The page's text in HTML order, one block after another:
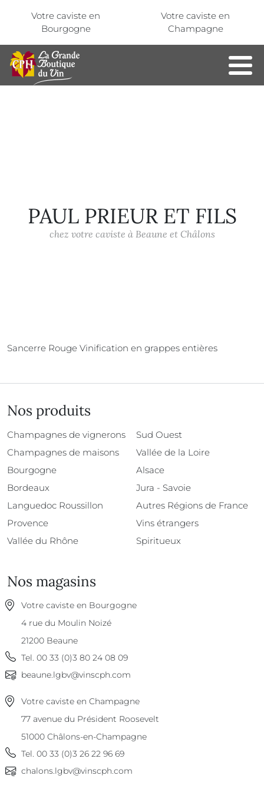
Votre caviste en
Bourgogne
Votre caviste en
Champagne
PAUL PRIEUR ET FILS
chez votre caviste à Beaune et Châlons
Sancerre Rouge Vinification en grappes entières
Nos produits
Champagnes de vignerons
Champagnes de maisons
Bourgogne
Bordeaux
Languedoc Roussillon
Provence
Vallée du Rhône
Sud Ouest
Vallée de la Loire
Alsace
Jura - Savoie
Autres Régions de France
Vins étrangers
Spiritueux
Nos magasins
Votre caviste en Bourgogne
4 rue du Moulin Noizé
21200 Beaune
Tel. 00 33 (0)3 80 24 08 09
beaune.lgbv@vinscph.com
Votre caviste en Champagne
77 avenue du Président Roosevelt
51000 Châlons-en-Champagne
Tel. 00 33 (0)3 26 22 96 69
chalons.lgbv@vinscph.com